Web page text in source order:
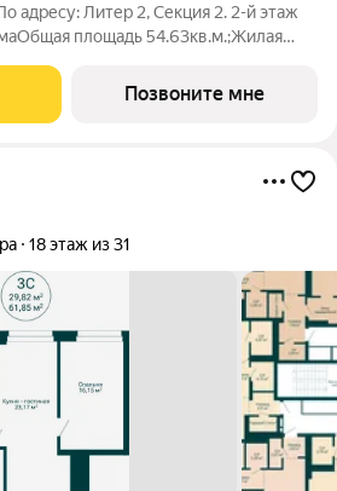
адресу: Литер 2, Секция 2. 2-й этаж
площадь 54.63кв.м.;Жилая
2028 года. Квартира с свободной
Позвоните мне
18 этаж из 31